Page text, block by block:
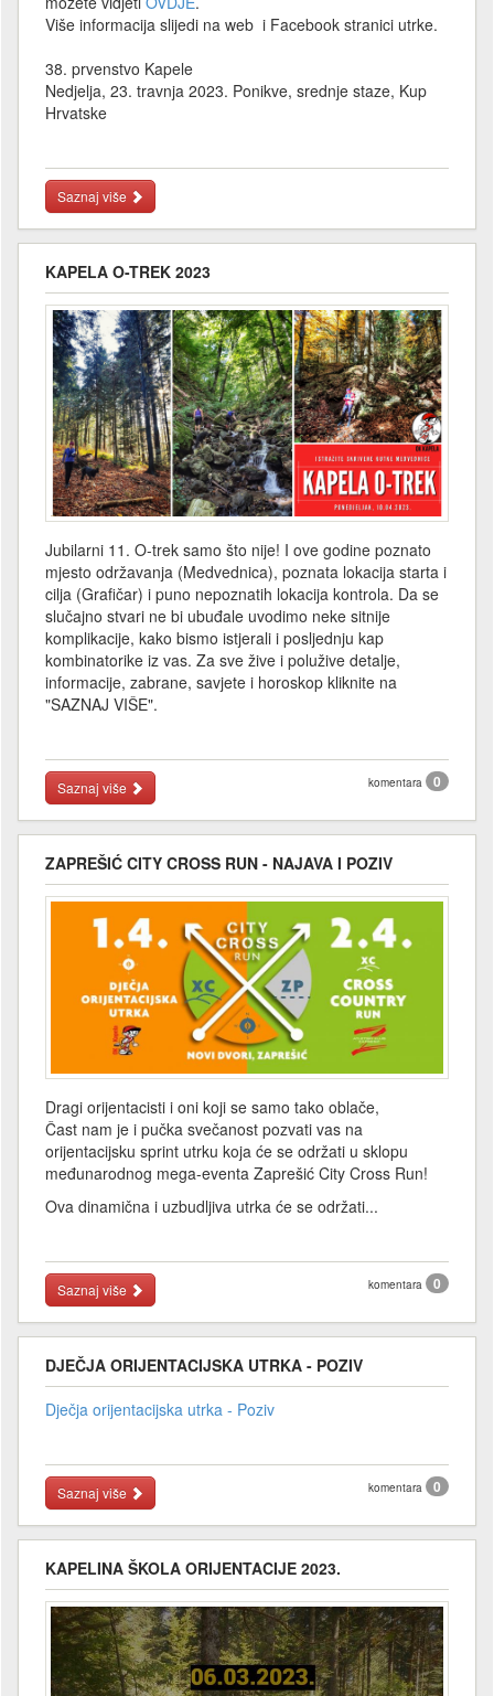
Više informacija slijedi na web i Facebook stranici utrke.
38. prvenstvo Kapele
Nedjelja, 23. travnja 2023. Ponikve, srednje staze, Kup
Hrvatske
Saznaj više
KAPELA O-TREK 2023
Jubilarni 11. O-trek samo što nije! I ove godine poznato
mjesto održavanja (Medvednica), poznata lokacija starta i
cilja (Grafičar) i puno nepoznatih lokacija kontrola. Da se
slučajno stvari ne bi ubuđale uvodimo neke sitnije
komplikacije, kako bismo istjerali i posljednju kap
kombinatorike iz vas. Za sve žive i polužive detalje,
informacije, zabrane, savjete i horoskop kliknite na
"SAZNAJ VIŠE".
Saznaj više komentara 0
ZAPREŠIĆ CITY CROSS RUN - NAJAVA I POZIV
Dragi orijentacisti i oni koji se samo tako oblače,
Čast nam je i pučka svečanost pozvati vas na
orijentacijsku sprint utrku koja će se održati u sklopu
međunarodnog mega-eventa Zaprešić City Cross Run!
Ova dinamična i uzbudljiva utrka će se održati...
Saznaj više komentara 0
DJEČJA ORIJENTACIJSKA UTRKA - POZIV
Dječja orijentacijska utrka - Poziv
Saznaj više komentara 0
KAPELINA ŠKOLA ORIJENTACIJE 2023.